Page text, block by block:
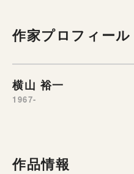
作家プロフィール
横山 裕一
1967-
作品情報